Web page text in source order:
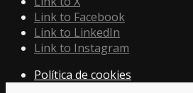
Link to Facebook
Link to LinkedIn
Link to Instagram
Política de cookies